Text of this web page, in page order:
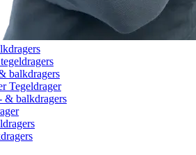
balkdragers
Tegeldrager
& balkdragers